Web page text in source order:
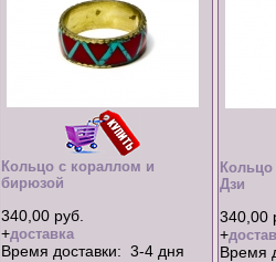
Кольцо с кораллом и
бирюзой
340,00 руб.
+доставка
Время доставки: 3-4 дня
Дзи
340,00
+
Время